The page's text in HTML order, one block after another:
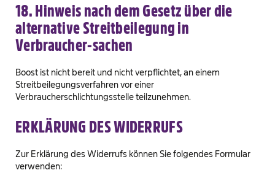
18. Hinweis nach dem Gesetz über die
alternative Streitbeilegung in
Verbraucher-sachen
Boost ist nicht bereit und nicht verpflichtet, an einem
Streitbeilegungsverfahren vor einer
Verbraucherschlichtungsstelle teilzunehmen.
ERKLÄRUNG DES WIDERRUFS
Zur Erklärung des Widerrufs können Sie folgendes Formular
verwenden: